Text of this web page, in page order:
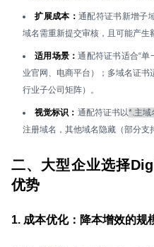
扩展成本：通配符证书新增子
域名需重新提交审核，且可能产生
适用场景：通配符证书适合“单
业官网、电商平台）；多域名证书
行业子公司矩阵）。
视觉标识： 通配符证书以*.主域
注册域名，其他域名隐藏（部分支
二、大型企业选择
优势
1. 成本优化：降本增效的规